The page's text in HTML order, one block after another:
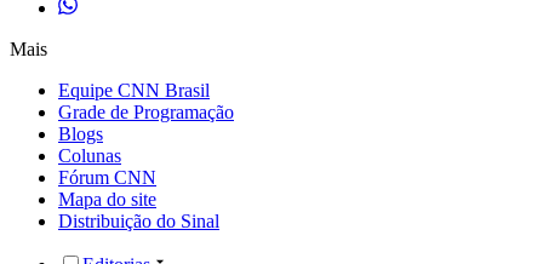
Mais
Equipe CNN Brasil
Grade de Programação
Blogs
Colunas
Fórum CNN
Mapa do site
Distribuição do Sinal